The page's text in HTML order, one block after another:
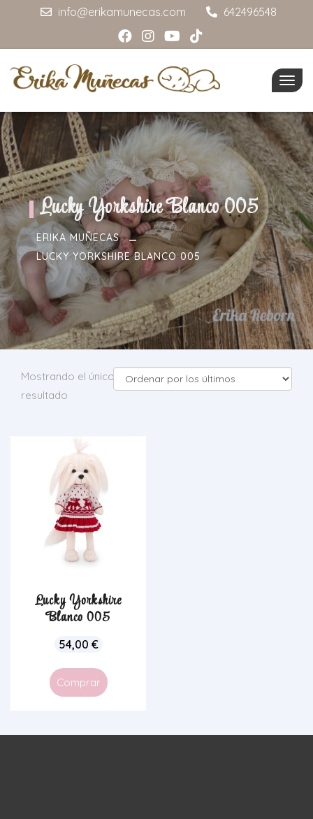
info@erikamunecas.com 642496548
Lucky Yorkshire Blanco 005
ERIKA MUÑECAS
LUCKY YORKSHIRE BLANCO 005
Mostrando el único
resultado
Lucky Yorkshire
Blanco 005
54,00 €
Comprar